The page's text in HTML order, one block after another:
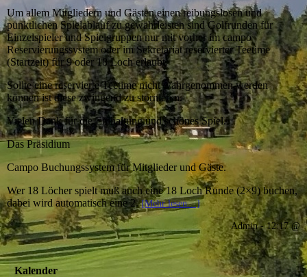
Um allem Mitgliedern und Gästen einen reibungslosen und
pünktlichen Spielablauf zu gewährleisten sind Golfrunden für
Einzelspieler und Spielgruppen nur mit vorher im campo
Reservierungssystem oder im Sekretariat reservierter Teetime
(Startzeit) für 9 oder 18 Loch erlaubt.
Sollte eine reservierte Teetime nicht wahrgenommen werden
können ist diese zwingend zu stornieren.
Vielen Dank für die Einhaltung und schönes Spiel.
Das Präsidium
Campo Buchungssystem für Mitglieder und Gäste.
Wer 18 Löcher spielt muß auch eine 18 Loch Runde (2×9) buchen,
dabei wird automatisch eine 2.[Mehr lesen…]
Admin - 12:17 @
Kalender